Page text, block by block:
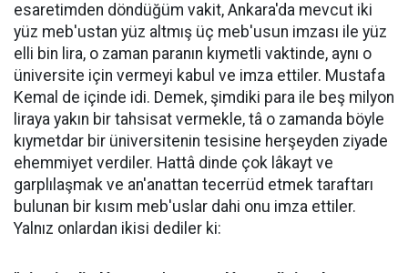
esaretimden döndüğüm vakit, Ankara'da mevcut iki
yüz meb'ustan yüz altmış üç meb'usun imzası ile yüz
elli bin lira, o zaman paranın kıymetli vaktinde, aynı o
üniversite için vermeyi kabul ve imza ettiler. Mustafa
Kemal de içinde idi. Demek, şimdiki para ile beş milyon
liraya yakın bir tahsisat vermekle, tâ o zamanda böyle
kıymetdar bir üniversitenin tesisine herşeyden ziyade
ehemmiyet verdiler. Hattâ dinde çok lâkayt ve
garplılaşmak ve an'anattan tecerrüd etmek taraftarı
bulunan bir kısım meb'uslar dahi onu imza ettiler.
Yalnız onlardan ikisi dediler ki: